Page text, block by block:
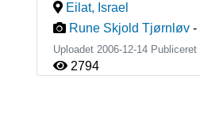
Eilat, Israel
Rune Skjold Tjørnløv -
Uploadet 2006-12-14 Publiceret
2794